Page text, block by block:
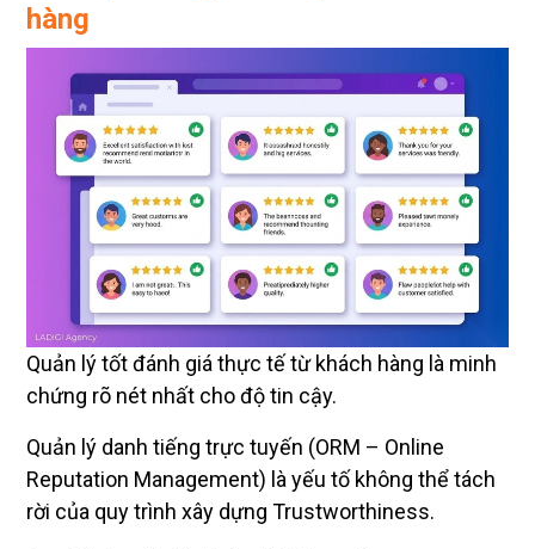
hàng
Quản lý tốt đánh giá thực tế từ khách hàng là minh
chứng rõ nét nhất cho độ tin cậy.
Quản lý danh tiếng trực tuyến (ORM – Online
Reputation Management) là yếu tố không thể tách
rời của quy trình xây dựng Trustworthiness.